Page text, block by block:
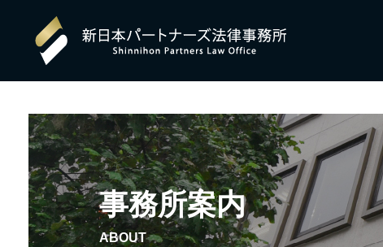
事務所案内
ABOUT